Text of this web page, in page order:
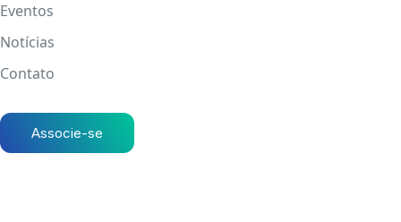
Eventos
Notícias
Contato
Associe-se